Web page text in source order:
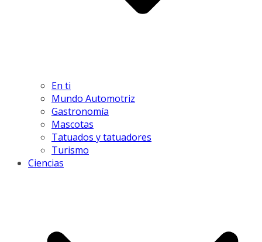
En ti
Mundo Automotriz
Gastronomía
Mascotas
Tatuados y tatuadores
Turismo
Ciencias